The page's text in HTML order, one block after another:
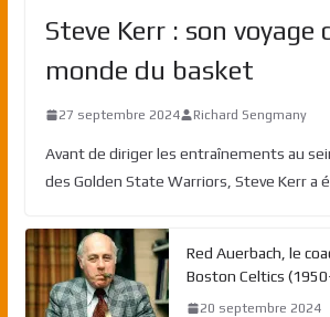
Steve Kerr : son voyage
monde du basket
27 septembre 2024 Richard Sengmany
Avant de diriger les entraînements au
des Golden State Warriors, Steve Kerr a
Red Auerbach, le
Boston Celtics
20 septembre 2024